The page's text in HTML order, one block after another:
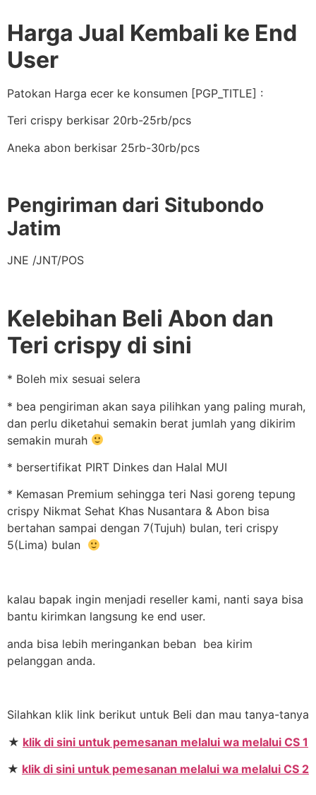
Harga Jual Kembali ke End
User
Patokan Harga ecer ke konsumen [PGP_TITLE] :
Teri crispy berkisar 20rb-25rb/pcs
Aneka abon berkisar 25rb-30rb/pcs
Pengiriman dari Situbondo
Jatim
JNE /JNT/POS
Kelebihan Beli Abon dan
Teri crispy di sini
* Boleh mix sesuai selera
* bea pengiriman akan saya pilihkan yang paling murah,
dan perlu diketahui semakin berat jumlah yang dikirim
semakin murah
* bersertifikat PIRT Dinkes dan Halal MUI
* Kemasan Premium sehingga teri Nasi goreng tepung
crispy Nikmat Sehat Khas Nusantara & Abon bisa
bertahan sampai dengan 7(Tujuh) bulan, teri crispy
5(Lima) bulan
kalau bapak ingin menjadi reseller kami, nanti saya bisa
bantu kirimkan langsung ke end user.
anda bisa lebih meringankan beban bea kirim
pelanggan anda.
Silahkan klik link berikut untuk Beli dan mau tanya-tanya
★ klik di sini untuk pemesanan melalui wa melalui CS 1
★ klik di sini untuk pemesanan melalui wa melalui CS 2